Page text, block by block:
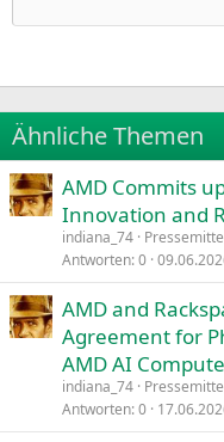
22
26
Heading
Ähnliche Themen
AMD Commits
Innovation and
indiana_74
Antworten 0
AMD and
Agreement for
AMD AI Compute
indiana_74
Antworten 0